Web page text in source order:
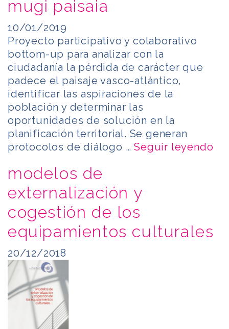
mugi paisaia
10/01/2019
Proyecto participativo y colaborativo
bottom-up para analizar con la
ciudadanía la pérdida de carácter que
padece el paisaje vasco-atlántico,
identificar las aspiraciones de la
población y determinar las
oportunidades de solución en la
planificación territorial. Se generan
protocolos de diálogo …Seguir leyendo
modelos de
externalización y
cogestión de los
equipamientos culturales
20/12/2018